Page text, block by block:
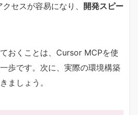
セスが容易になり、 開発スピー
おくことは、Cursor MCPを使
歩です。次に、実際の環境構築
ましょう。